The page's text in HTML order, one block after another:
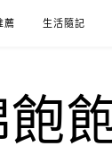
薦 生活隨記